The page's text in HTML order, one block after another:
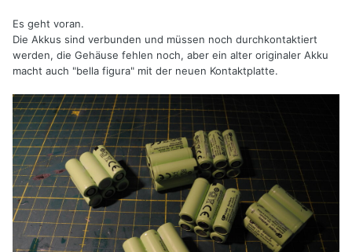
Es geht voran.
Die Akkus sind verbunden und müssen noch durchkontaktiert
werden, die Gehäuse fehlen noch, aber ein alter originaler Akku
macht auch "bella figura" mit der neuen Kontaktplatte.